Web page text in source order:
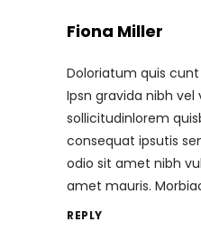
Fiona Miller
Doloriatum quis
Ipsn gravida nibh
sollicitudinlorem
consequat ipsutis
odio sit amet nibh
amet mauris.
REPLY